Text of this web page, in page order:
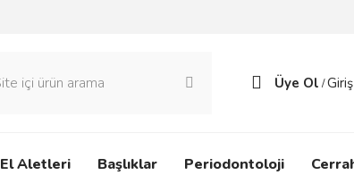
Üye Ol /
El Aletleri Başlıklar Periodontoloji